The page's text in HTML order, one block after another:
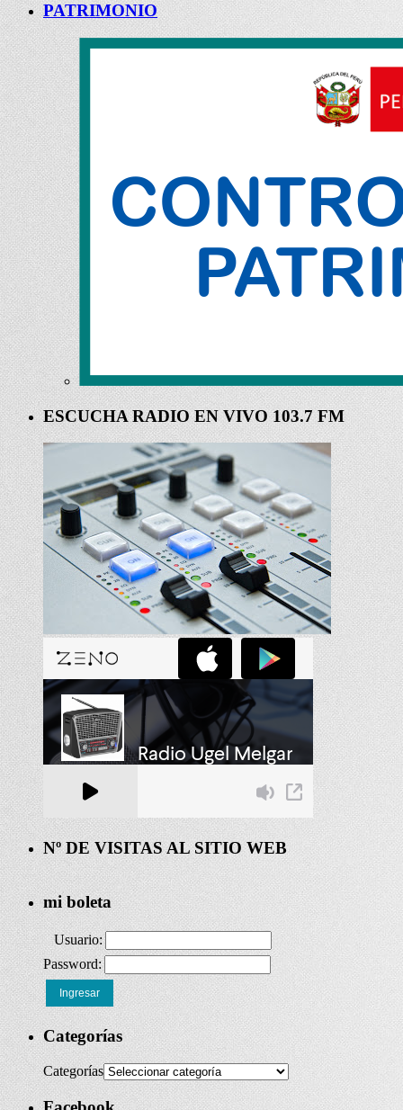
PATRIMONIO
ESCUCHA RADIO EN VIVO 103.7 FM
Nº DE VISITAS AL SITIO WEB
mi boleta
Usuario:
Password:
Ingresar
Categorías
Categorías